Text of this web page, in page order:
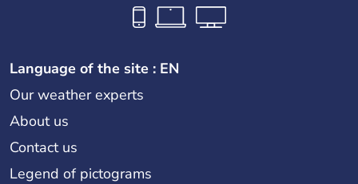
Language of the site : EN
Our weather experts
About us
Contact us
Legend of pictograms